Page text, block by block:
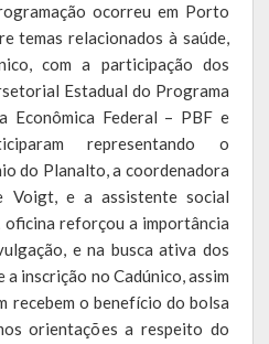
Turismo, Trânsito e
ocorreu em Porto
temas relacionados à saúde,
com a participação dos
Estadual do Programa
Econômica Federal – PBF e
representando o
do Planalto, a coordenadora
Voigt, e a assistente social
oficina reforçou a importância
e na busca ativa dos
inscrição no Cadúnico, assim
recebem o benefício do bolsa
orientações a respeito do